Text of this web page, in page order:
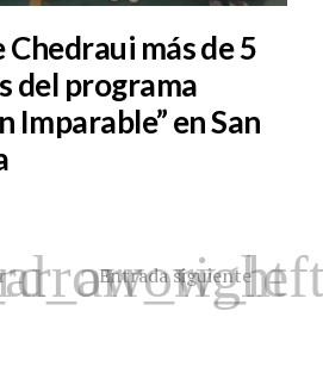
Chedraui más de 5
del programa
Imparable” en San
Entrada siguiente